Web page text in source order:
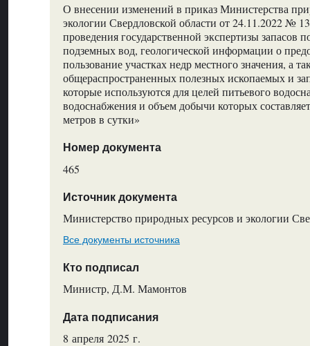
О внесении изменений в приказ Министерства
экологии Свердловской области от 24.11.2022 №
проведения государственной экспертизы запасов
подземных вод, геологической информации о
пользование участках недр местного значения, а
общераспространенных полезных ископаемых и
которые используются для целей питьевого
водоснабжения и объем добычи которых
метров в сутки»
Номер документа
465
Источник документа
Министерство природных ресурсов и экологии
Все документы источника
Кто подписал
Министр, Д.М. Мамонтов
Дата подписания
8 апреля 2025 г.